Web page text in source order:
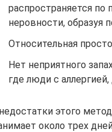
распространяется по
неровности, образуя
Относительная
Нет неприятного
где люди с
этого
около трех